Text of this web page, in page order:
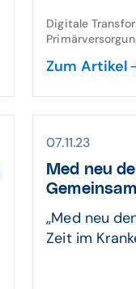
Digitale
Zum Artikel
07.11.23
Med neu
„Med neu
Zeit im